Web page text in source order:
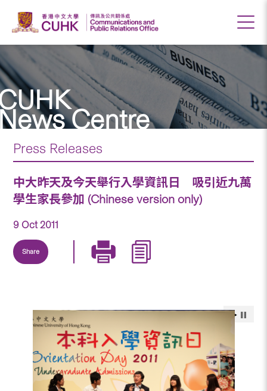
Centre
Press Releases
中大昨天及今天舉行入學資訊日 吸引近九萬
學生家長參加 (Chinese version only)
9 Oct 2011
Share